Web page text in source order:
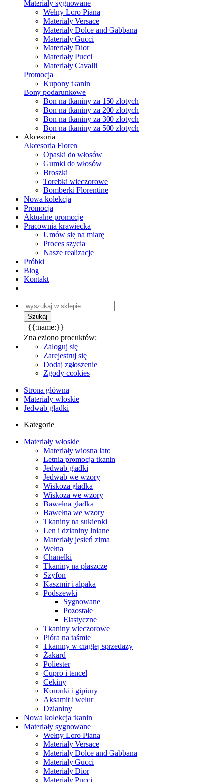
Materiały sygnowane
Wełny Loro Piana
Materiały Versace
Materiały Dolce and Gabbana
Materiały Gucci
Materiały Dior
Materiały Pucci
Materiały Cavalli
Promocja
Kupony tkanin
Bony podarunkowe
Bon na tkaniny za 150 złotych
Bon na tkaniny za 200 złotych
Bon na tkaniny za 300 złotych
Bon na tkaniny za 500 złotych
Akcesoria
Akcesoria Floren
Opaski do włosów
Gumki do włosów
Broszki
Torebki wieczorowe
Bomberki Florentine
Nowa kolekcja
Promocja
Aktualne promocje
Pracownia krawiecka
Umów się na miarę
Proces szycia
Nasze realizacje
Próbki
Blog
Kontakt
{{:name:}}
Znaleziono produktów:
Zaloguj się
Zarejestruj się
Dodaj zgłoszenie
Zgody cookies
Strona główna
Materiały włoskie
Jedwab gładki
Kategorie
Materiały włoskie
Materiały wiosna lato
Letnia promocja tkanin
Jedwab gładki
Jedwab we wzory
Wiskoza gładka
Wiskoza we wzory
Bawełna gładka
Bawełna we wzory
Tkaniny na sukienki
Len i dzianiny lniane
Materiały jesień zima
Wełna
Chanelki
Tkaniny na płaszcze
Szyfon
Kaszmir i alpaka
Podszewki
Sygnowane
Pozostałe
Elastyczne
Tkaniny wieczorowe
Pióra na taśmie
Tkaniny w ciągłej sprzedaży
Żakard
Poliester
Cupro i tencel
Cekiny
Koronki i gipiury
Aksamit i welur
Dzianiny
Nowa kolekcja tkanin
Materiały sygnowane
Wełny Loro Piana
Materiały Versace
Materiały Dolce and Gabbana
Materiały Gucci
Materiały Dior
Materiały Pucci